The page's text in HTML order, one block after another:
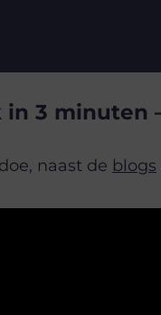
3 minuten
naast de blogs